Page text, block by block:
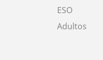
ESO
Adultos